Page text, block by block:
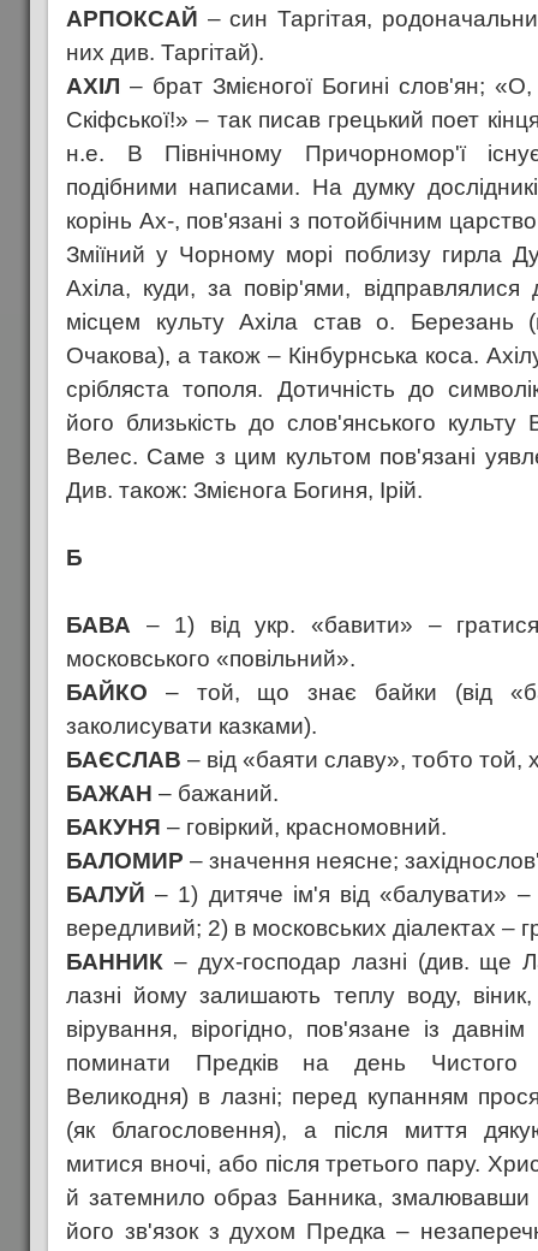
АРПОКСАЙ – син Таргітая,
них див. Таргітай).
АХІЛ – брат Змієногої Богині слов'ян;
Скіфської!» – так писав грецький поет
н.е. В Північному Причорномор'ї
подібними написами. На думку
корінь Ах-, пов'язані з потойбічним
Зміїний у Чорному морі поблизу гирла
Ахіла, куди, за повір'ями, відправлялися
місцем культу Ахіла став о. Березань
Очакова), а також – Кінбурнська коса.
срібляста тополя. Дотичність до
його близькість до слов'янського
Велес. Саме з цим культом пов'язані
Див. також: Змієнога Богиня, Ірій.
Б
БАВА – 1) від укр. «бавити» –
московського «повільний».
БАЙКО – той, що знає байки (від
заколисувати казками).
БАЄСЛАВ – від «баяти славу», тобто той,
БАЖАН – бажаний.
БАКУНЯ – говіркий, красномовний.
БАЛОМИР – значення неясне;
БАЛУЙ – 1) дитяче ім'я від «балувати»
вередливий; 2) в московських діалектах –
БАННИК – дух-господар лазні (див. ще
лазні йому залишають теплу воду,
вірування, вірогідно, пов'язане із
поминати Предків на день Чистого
Великодня) в лазні; перед купанням
(як благословення), а після миття
митися вночі, або після третього пару.
й затемнило образ Банника,
його зв'язок з духом Предка –